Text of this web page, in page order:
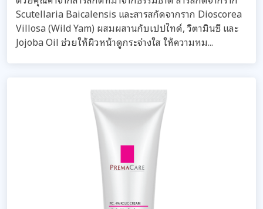
Scutellaria Baicalensis และสารสกัดจากราก Dioscorea
Villosa (Wild Yam) ผสมผสานกับเปปไทด์, วิตามินซี และ
Jojoba Oil ช่วยให้ผิวหน้าดูกระจ่างใส ให้ความหม...